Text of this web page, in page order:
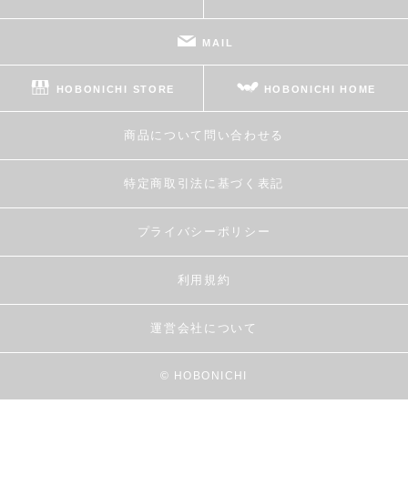
MAIL
HOBONICHI STORE HOBONICHI HOME
商品について問い合わせる
特定商取引法に基づく表記
プライバシーポリシー
利用規約
運営会社について
© HOBONICHI